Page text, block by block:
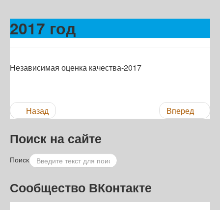
2017 год
Независимая оценка качества-2017
Назад Вперед
Поиск на сайте
Поиск
Сообщество ВКонтакте